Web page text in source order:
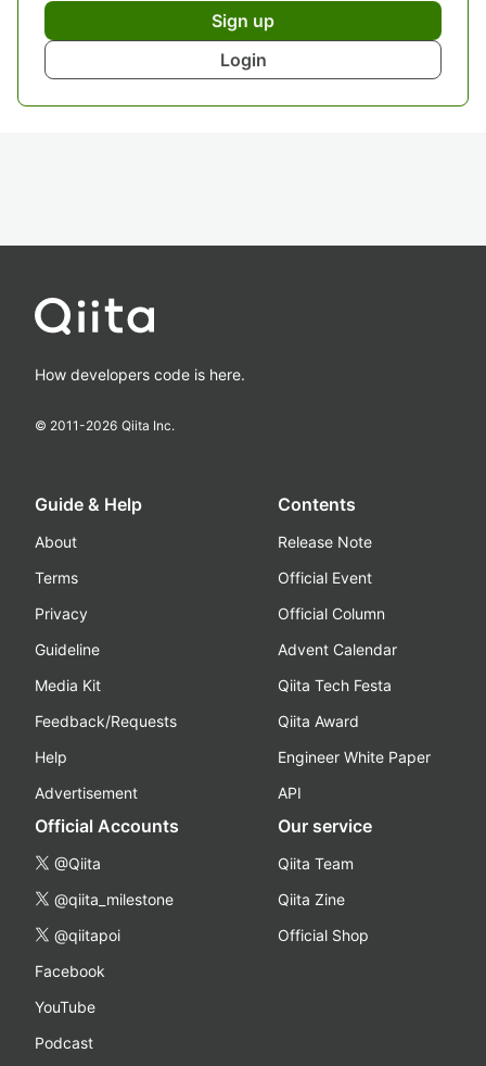
Sign up
Login
How developers code is here.
© 2011-2026 Qiita Inc.
Guide & Help
About
Terms
Privacy
Guideline
Media Kit
Feedback/Requests
Help
Advertisement
Contents
Release Note
Official Event
Official Column
Advent Calendar
Qiita Tech Festa
Qiita Award
Engineer White Paper
API
Official Accounts
@Qiita
@qiita_milestone
@qiitapoi
Facebook
YouTube
Podcast
Our service
Qiita Team
Qiita Zine
Official Shop